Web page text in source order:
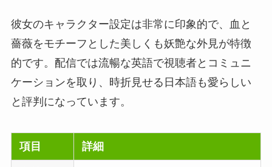
彼女のキャラクター設定は非常に印象的で、血と
薔薇をモチーフとした美しくも妖艶な外見が特徴
的です。配信では流暢な英語で視聴者とコミュニ
ケーションを取り、時折見せる日本語も愛らしい
と評判になっています。
項目 詳細